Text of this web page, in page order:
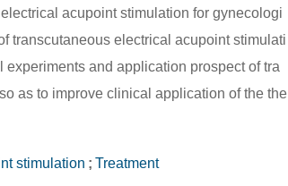
acupoint stimulation for gynecologi
transcutaneous electrical acupoint stimulati
and application prospect of tra
as to improve clinical application of the the
stimulation ; Treatment